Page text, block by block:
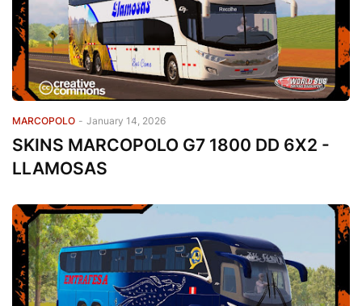
MARCOPOLO - January 14, 2026
SKINS MARCOPOLO G7 1800 DD 6X2 -
LLAMOSAS